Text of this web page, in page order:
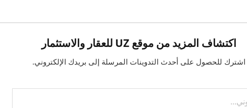
اكتشاف المزيد من موقع UZ للعقار والاستثمار
اشترك للحصول على أحدث التدوينات المرسلة إلى بريدك الإلكتروني.